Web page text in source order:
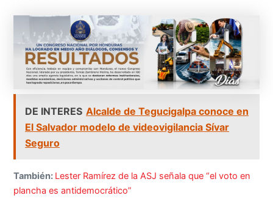
DE INTERES Alcalde de Tegucigalpa conoce en
El Salvador modelo de videovigilancia Sívar
Seguro
También: Lester Ramírez de la ASJ señala que “el voto en
plancha es antidemocrático”